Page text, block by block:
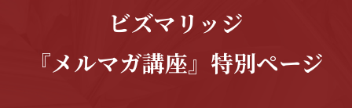
ビズマリッジ
『メルマガ講座』 特別ページ